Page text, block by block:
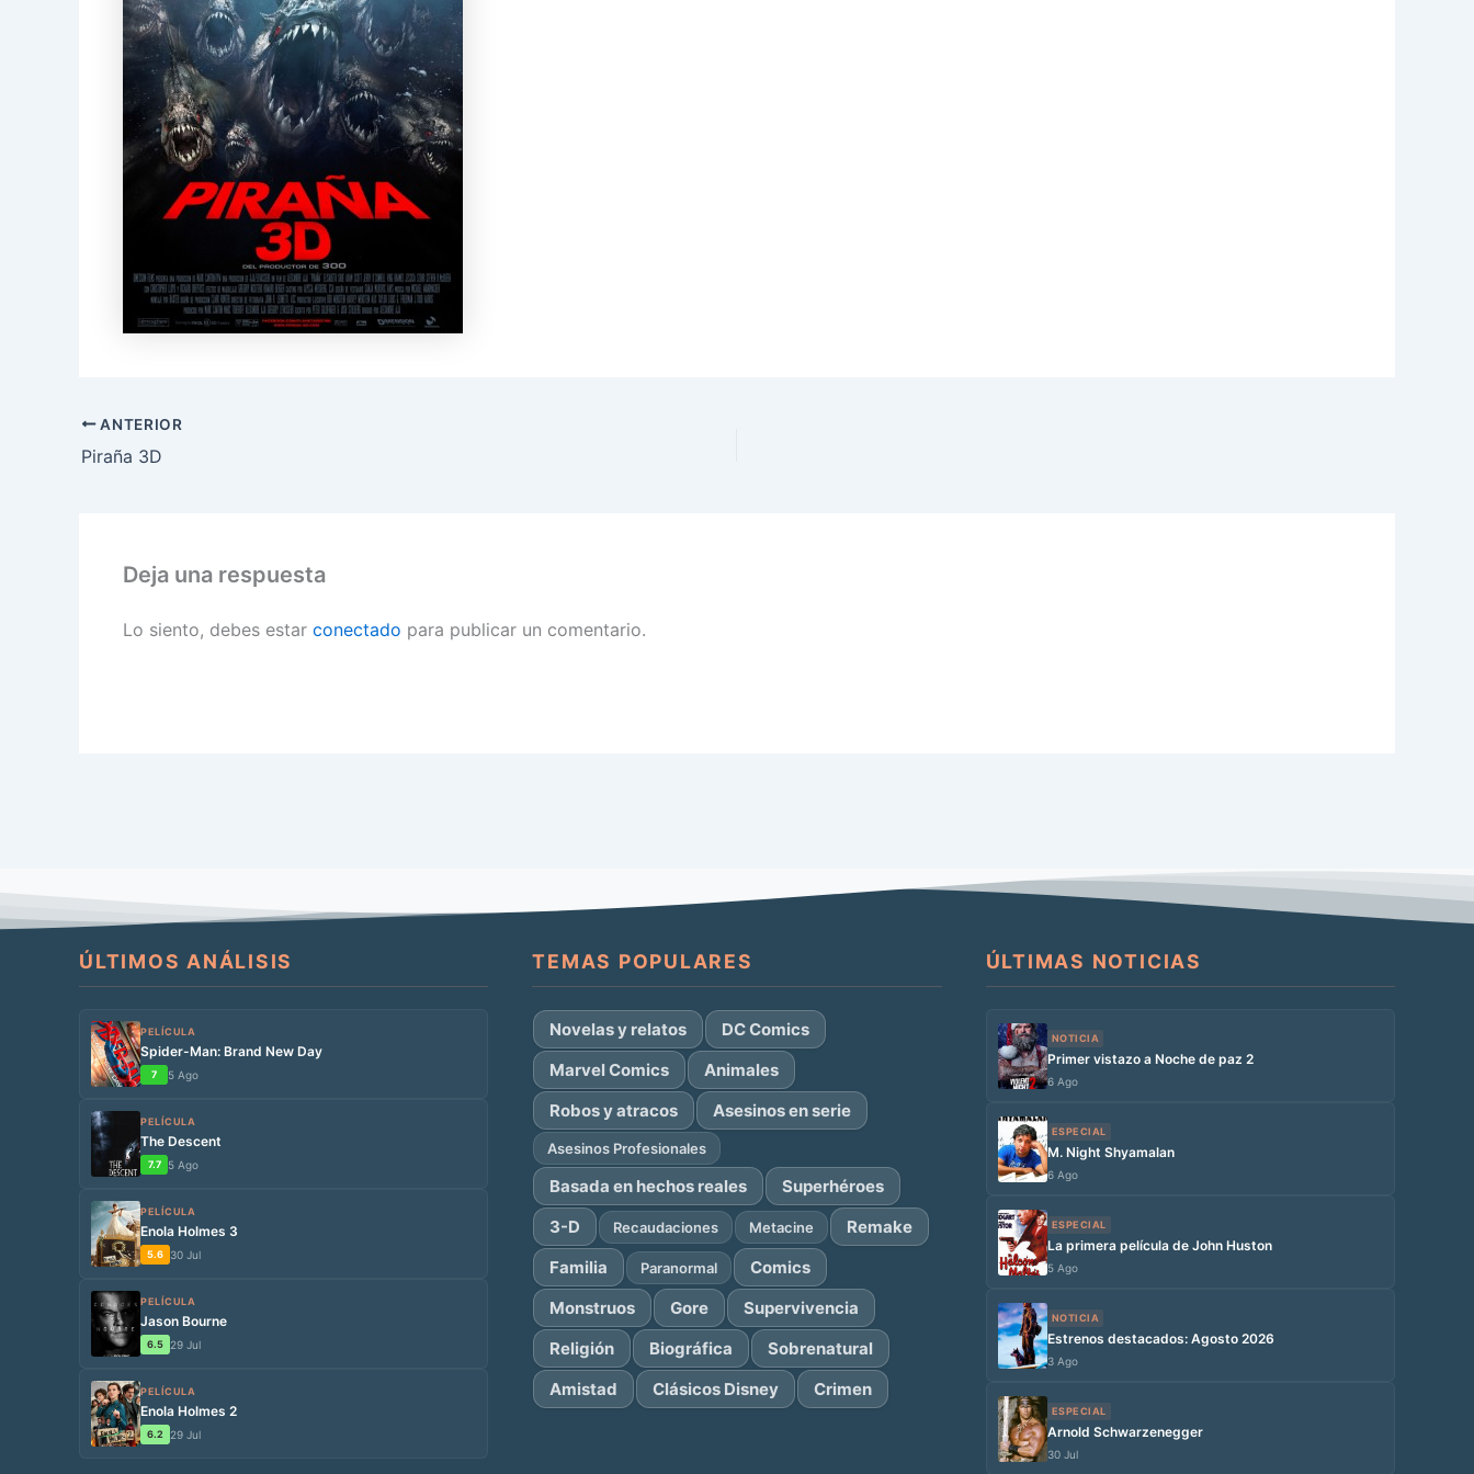
ANTERIOR
Piraña 3D
Deja una respuesta
Lo siento, debes estar conectado para publicar un comentario.
ÚLTIMOS ANÁLISIS
PELÍCULA
Spider-Man: Brand New Day
7 5 Ago
PELÍCULA
The Descent
7.7 5 Ago
PELÍCULA
Enola Holmes 3
5.6 30 Jul
PELÍCULA
Jason Bourne
6.5 29 Jul
PELÍCULA
Enola Holmes 2
6.2 29 Jul
TEMAS POPULARES
Novelas y relatos
DC Comics
Marvel Comics
Animales
Robos y atracos
Asesinos en serie
Asesinos Profesionales
Basada en hechos reales
Superhéroes
3-D
Recaudaciones Metacine
Remake
Familia
Paranormal
Comics
Monstruos
Gore
Supervivencia
Religión
Biográfica
Sobrenatural
Amistad
Clásicos Disney Crimen
ÚLTIMAS NOTICIAS
NOTICIA
Primer vistazo a Noche de paz 2
6 Ago
ESPECIAL
M. Night Shyamalan
6 Ago
ESPECIAL
La primera película de John Huston
5 Ago
NOTICIA
Estrenos destacados: Agosto 2026
3 Ago
ESPECIAL
Arnold Schwarzenegger
30 Jul